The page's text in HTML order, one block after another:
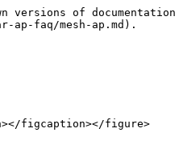
of
faq/mesh-ap.md).
figcaption></figure>